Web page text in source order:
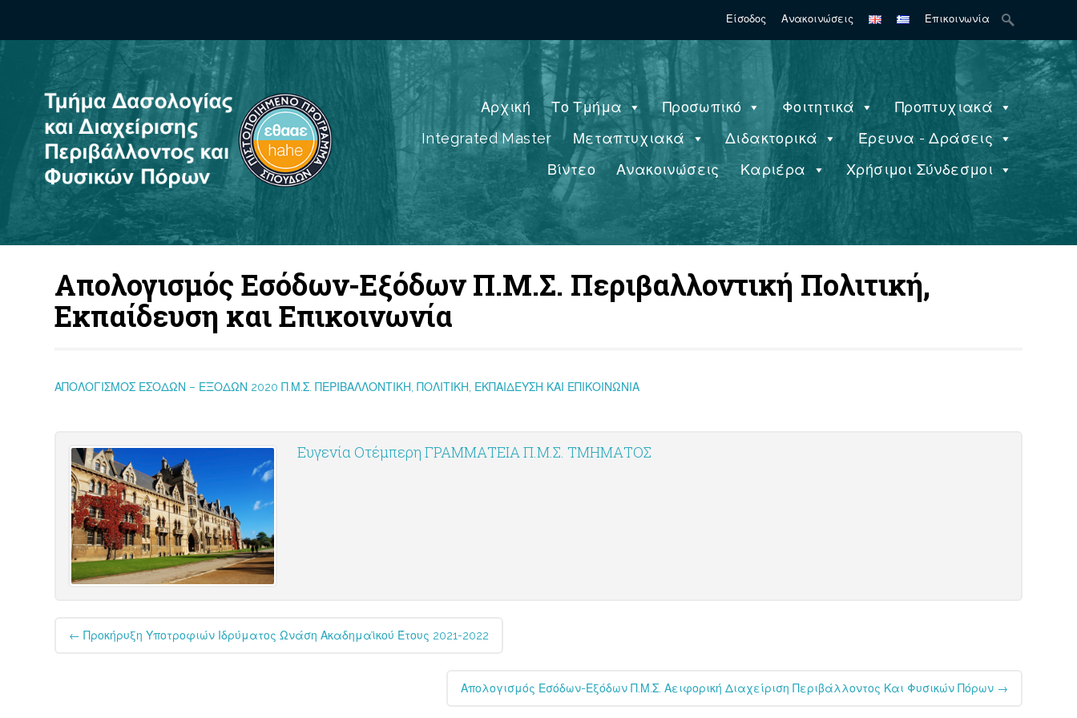
Είσοδος Ανακοινώσεις Επικοινωνία
Search
for:
Αρχική Το Τμήμα Προσωπικό Φοιτητικά
Προπτυχιακά
Integrated Master
Μεταπτυχιακά Διδακτορικά
Έρευνα - Δράσεις
Βίντεο
Ανακοινώσεις Καριέρα Χρήσιμοι Σύνδεσμοι
Απολογισμός Εσόδων-Εξόδων Π.Μ.Σ. Περιβαλλοντική Πολιτική,
Εκπαίδευση και Επικοινωνία
ΑΠΟΛΟΓΙΣΜΟΣ ΕΣΟΔΩΝ – ΕΞΟΔΩΝ 2020 Π.Μ.Σ. ΠΕΡΙΒΑΛΛΟΝΤΙΚΗ, ΠΟΛΙΤΙΚΗ, ΕΚΠΑΙΔΕΥΣΗ ΚΑΙ ΕΠΙΚΟΙΝΩΝΙΑ
Ευγενία Οτέμπερη ΓΡΑΜΜΑΤΕΙΑ Π.Μ.Σ. ΤΜΗΜΑΤΟΣ
Post
navigation
← Προκήρυξη Υποτροφιών Ιδρύματος Ωνάση Ακαδημαϊκού Έτους 2021-2022
Απολογισμός Εσόδων-Εξόδων Π.Μ.Σ. Αειφορική Διαχείριση Περιβάλλοντος Και Φυσικών Πόρων →